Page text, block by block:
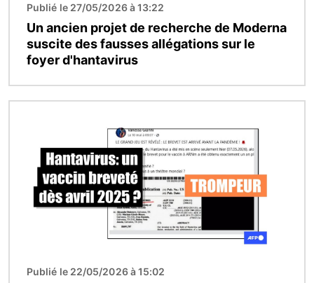
Publié le 27/05/2026 à 13:22
Un ancien projet de recherche de Moderna
suscite des fausses allégations sur le
foyer d'hantavirus
Publié le 22/05/2026 à 15:02